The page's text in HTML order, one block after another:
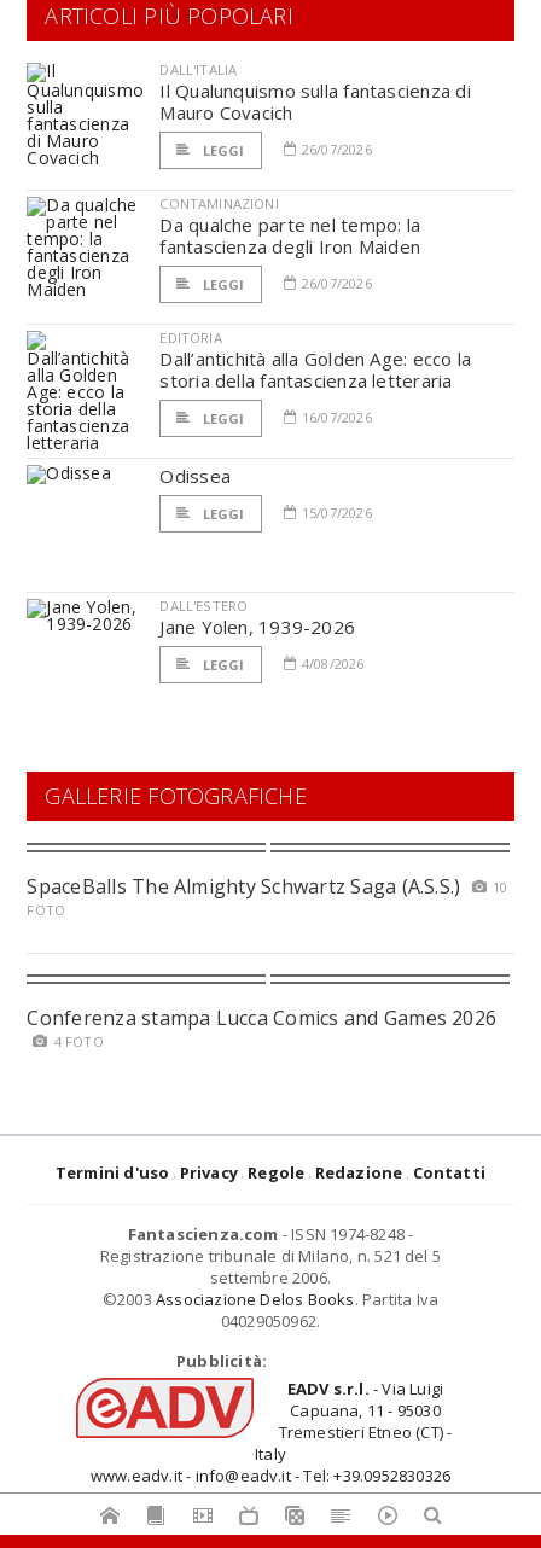
ARTICOLI PIÙ POPOLARI
DALL'ITALIA
Il Qualunquismo sulla fantascienza di
Mauro Covacich
LEGGI 26/07/2026
CONTAMINAZIONI
Da qualche parte nel tempo: la
fantascienza degli Iron Maiden
LEGGI 26/07/2026
EDITORIA
Dall’antichità alla Golden Age: ecco la
storia della fantascienza letteraria
LEGGI 16/07/2026
Odissea
LEGGI 15/07/2026
DALL'ESTERO
Jane Yolen, 1939-2026
LEGGI 4/08/2026
GALLERIE FOTOGRAFICHE
SpaceBalls The Almighty Schwartz Saga (A.S.S.)
10
FOTO
Conferenza stampa Lucca Comics and Games 2026
4 FOTO
Termini d'uso Privacy Regole Redazione Contatti
Fantascienza.com - ISSN 1974-8248 -
Registrazione tribunale di Milano, n. 521 del 5
settembre 2006.
©2003 Associazione Delos Books. Partita Iva
04029050962.
Pubblicità:
EADV s.r.l. - Via Luigi
Capuana, 11 - 95030
Tremestieri Etneo (CT) -
Italy
www.eadv.it - info@eadv.it - Tel: +39.0952830326